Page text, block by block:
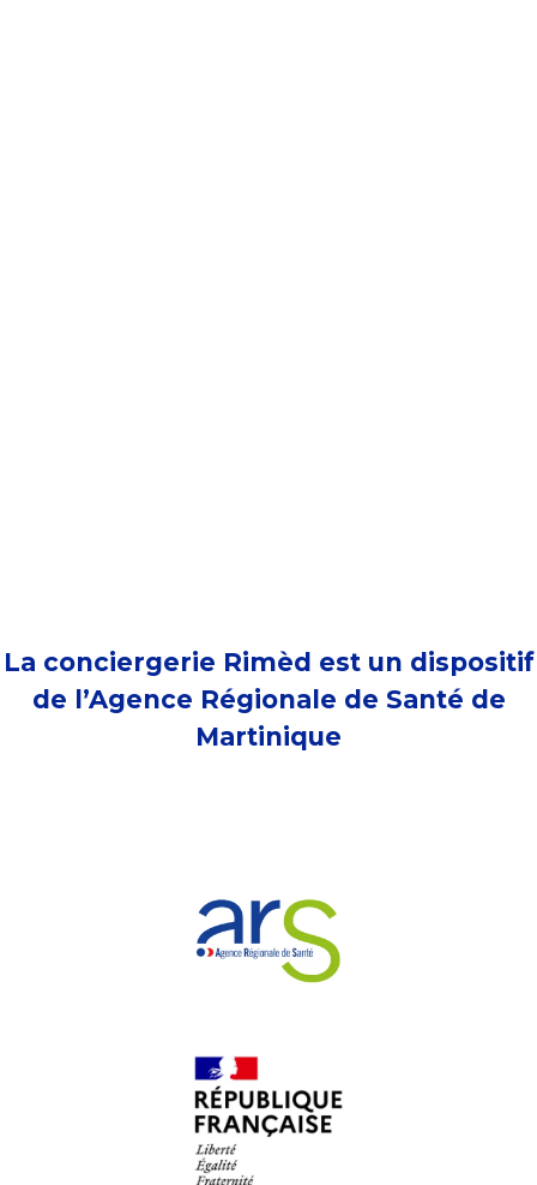
La conciergerie Rimèd est un dispositif
de l’Agence Régionale de Santé de
Martinique